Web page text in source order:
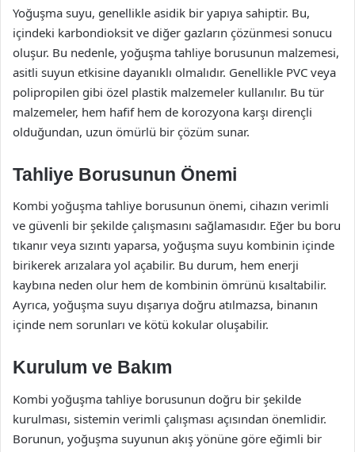
Yoğuşma suyu, genellikle asidik bir yapıya sahiptir. Bu,
içindeki karbondioksit ve diğer gazların çözünmesi sonucu
oluşur. Bu nedenle, yoğuşma tahliye borusunun malzemesi,
asitli suyun etkisine dayanıklı olmalıdır. Genellikle PVC veya
polipropilen gibi özel plastik malzemeler kullanılır. Bu tür
malzemeler, hem hafif hem de korozyona karşı dirençli
olduğundan, uzun ömürlü bir çözüm sunar.
Tahliye Borusunun Önemi
Kombi yoğuşma tahliye borusunun önemi, cihazın verimli
ve güvenli bir şekilde çalışmasını sağlamasıdır. Eğer bu boru
tıkanır veya sızıntı yaparsa, yoğuşma suyu kombinin içinde
birikerek arızalara yol açabilir. Bu durum, hem enerji
kaybına neden olur hem de kombinin ömrünü kısaltabilir.
Ayrıca, yoğuşma suyu dışarıya doğru atılmazsa, binanın
içinde nem sorunları ve kötü kokular oluşabilir.
Kurulum ve Bakım
Kombi yoğuşma tahliye borusunun doğru bir şekilde
kurulması, sistemin verimli çalışması açısından önemlidir.
Borunun, yoğuşma suyunun akış yönüne göre eğimli bir